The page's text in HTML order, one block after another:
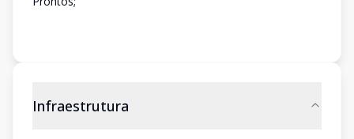
Infraestrutura